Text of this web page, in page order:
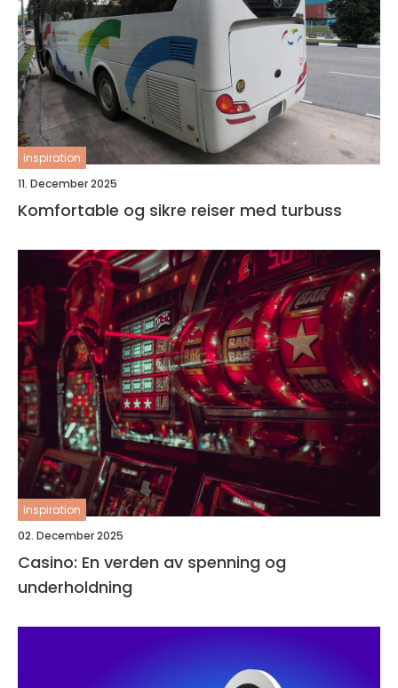
inspiration
11. December 2025
Komfortable og sikre reiser med turbuss
inspiration
02. December 2025
Casino: En verden av spenning og
underholdning